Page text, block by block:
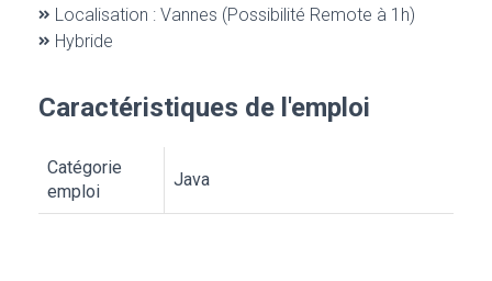
Localisation : Vannes (Possibilité Remote à 1h)
Hybride
Caractéristiques de l'emploi
Catégorie
emploi
Java